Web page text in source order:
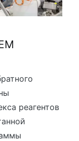
реагентов